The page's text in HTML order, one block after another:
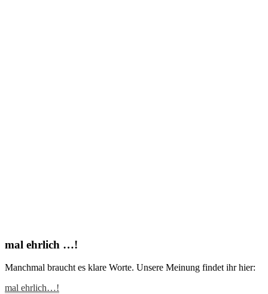
mal ehrlich …!
Manchmal braucht es klare Worte. Unsere Meinung findet ihr hier:
mal ehrlich…!